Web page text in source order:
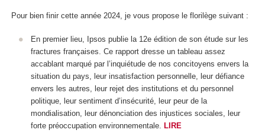
Pour bien finir cette année 2024, je vous propose le florilège suivant :
En premier lieu, Ipsos publie la 12eédition de son étude sur les
fractures françaises. Ce rapport dresse un tableau assez
accablant marqué par l’inquiétude de nos concitoyens envers la
situation du pays, leur insatisfaction personnelle, leur défiance
envers les autres, leur rejet des institutions et du personnel
politique, leur sentiment d’insécurité, leur peur de la
mondialisation, leur dénonciation des injustices sociales, leur
forte préoccupation environnementale. LIRE